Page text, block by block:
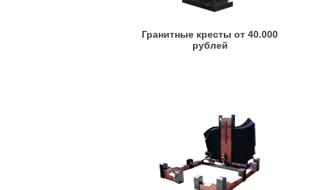
Гранитные кресты от 40.000
рублей